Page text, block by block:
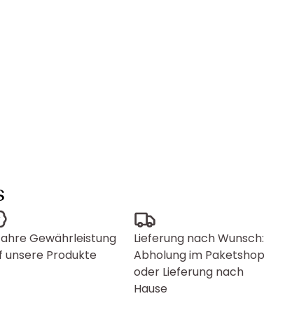
Gewährleistung
unsere Produkte
Lieferung nach Wunsch:
Abholung im Paketshop
oder Lieferung nach
Hause